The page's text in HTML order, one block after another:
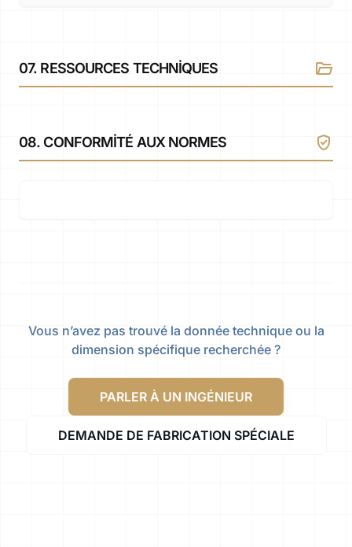
07. RESSOURCES TECHNIQUES folder_open
08. CONFORMITÉ AUX NORMES verified_user
Vous n’avez pas trouvé la donnée technique ou la
dimension spécifique recherchée ?
PARLER À UN INGÉNIEUR
DEMANDE DE FABRICATION SPÉCIALE